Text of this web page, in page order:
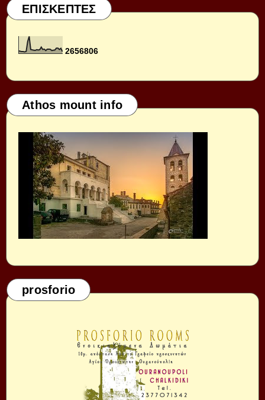
ΕΠΙΣΚΕΠΤΕΣ
2656806
Athos mount info
prosforio